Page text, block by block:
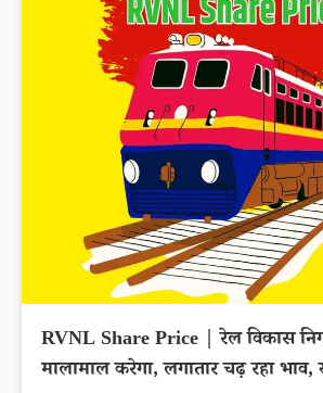
RVNL Share Price | रेल विकास
मालामाल करेगा, लगातार चढ़ रहा